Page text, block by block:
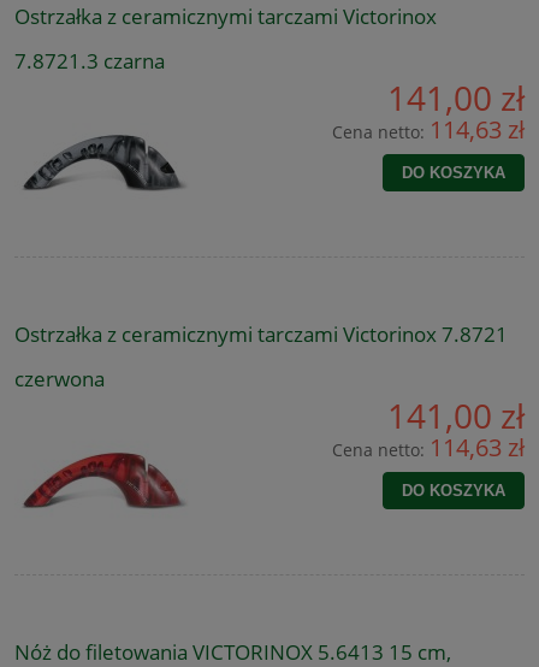
Ostrzałka z ceramicznymi tarczami Victorinox
7.8721.3 czarna
141,00 zł
Cena netto: 114,63 zł
DO KOSZYKA
Ostrzałka z ceramicznymi tarczami Victorinox 7.8721
czerwona
141,00 zł
Cena netto: 114,63 zł
DO KOSZYKA
Nóż do filetowania VICTORINOX 5.6413 15 cm,